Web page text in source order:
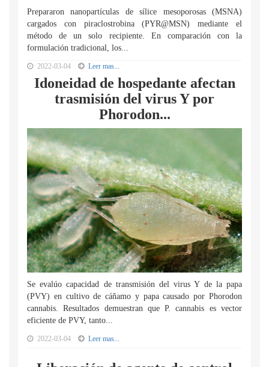
Prepararon nanopartículas de sílice mesoporosas (MSNA)
cargados con piraclostrobina (PYR@MSN) mediante el
método de un solo recipiente. En comparación con la
formulación tradicional, los...
2022-03-04 Leer mas...
Idoneidad de hospedante afectan
trasmisión del virus Y por
Phorodon...
Se evalúo capacidad de transmisión del virus Y de la papa
(PVY) en cultivo de cáñamo y papa causado por Phorodon
cannabis. Resultados demuestran que P. cannabis es vector
eficiente de PVY, tanto...
2022-03-04 Leer mas...